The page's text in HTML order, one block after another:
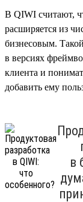
В QIWI считают,
расширяется из
бизнесовым.
в версиях
клиента и
добавить ему
в